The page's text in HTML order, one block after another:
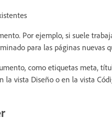
Por ejemplo, si suele
para las páginas nuevas
como etiquetas meta,
la vista Diseño o en la vista